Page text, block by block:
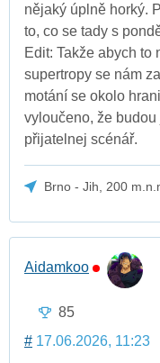
nějaký úplně horký.
to, co se tady s
Edit: Takže abych to
supertropy se nám
motání se okolo
vyloučeno, že
přijatelnej scénář.
Brno - Jih, 200
Aidamkoo
85
# 17.06.2026, 11:23